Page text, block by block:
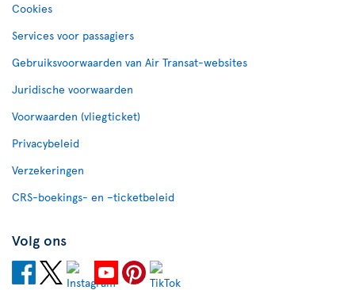
Cookies
Services voor passagiers
Gebruiksvoorwaarden van Air Transat-websites
Juridische voorwaarden
Voorwaarden (vliegticket)
Privacybeleid
Verzekeringen
CRS-boekings- en –ticketbeleid
Volg ons